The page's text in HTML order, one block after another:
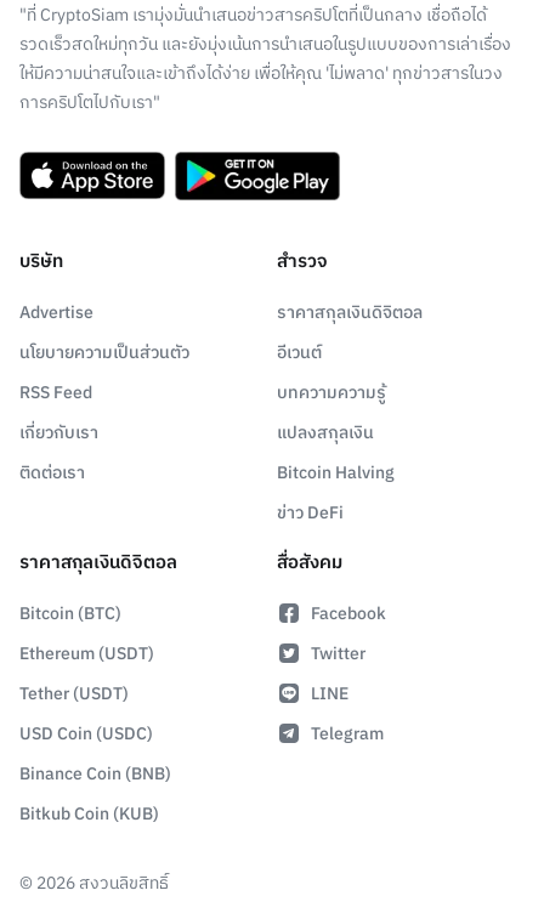
"ที่ CryptoSiam เรามุ่งมั่นนำเสนอข่าวสารคริปโตที่เป็นกลาง เชื่อถือได้
รวดเร็วสดใหม่ทุกวัน และยังมุ่งเน้นการนำเสนอในรูปแบบของการเล่าเรื่อง
ให้มีความน่าสนใจและเข้าถึงได้ง่าย เพื่อให้คุณ 'ไม่พลาด' ทุกข่าวสารในวง
การคริปโตไปกับเรา"
บริษัท
Advertise
นโยบายความเป็นส่วนตัว
RSS Feed
เกี่ยวกับเรา
ติดต่อเรา
สำรวจ
ราคาสกุลเงินดิจิตอล
อีเวนต์
บทความความรู้
แปลงสกุลเงิน
Bitcoin Halving
ข่าว DeFi
ราคาสกุลเงินดิจิตอล
Bitcoin (BTC)
Ethereum (USDT)
Tether (USDT)
USD Coin (USDC)
Binance Coin (BNB)
Bitkub Coin (KUB)
สื่อสังคม
Facebook
Twitter
LINE
Telegram
© 2026สงวนลิขสิทธิ์